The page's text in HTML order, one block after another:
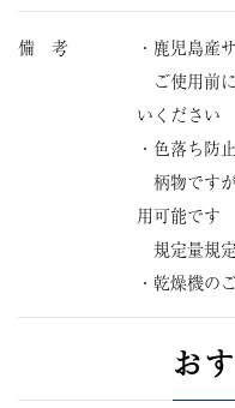
備 考
・鹿児島産
ご使用前
いください
・色落ち防
柄物です
用可能です
規定量規
・乾燥機の
お